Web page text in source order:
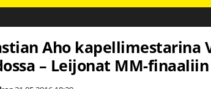
Aho kapellimestarina
– Leijonat MM-finaaliin